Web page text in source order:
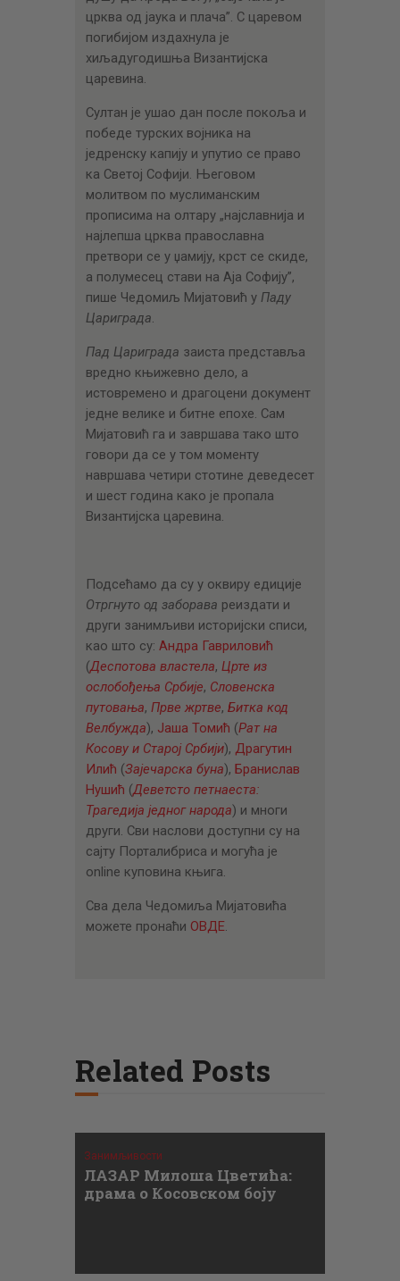
црква од јаука и плача”. С царевом
погибијом издахнула је
хиљадугодишња Византијска
царевина.
Султан је ушао дан после покоља и
победе турских војника на
једренску капију и упутио се право
ка Светој Софији. Његовом
молитвом по муслиманским
прописима на олтару „најславнија и
најлепша црква православна
претвори се у џамију, крст се скиде,
а полумесец стави на Аја Софију”,
пише Чедомиљ Мијатовић у Паду
Цариграда.
Пад Цариграда заиста представља
вредно књижевно дело, а
истовремено и драгоцени документ
једне велике и битне епохе. Сам
Мијатовић га и завршава тако што
говори да се у том моменту
навршава четири стотине деведесет
и шест година како је пропала
Византијска царевина.
Подсећамо да су у оквиру едиције
Отргнуто од заборава реиздати и
други занимљиви историјски списи,
као што су: Андра Гавриловић
(Деспотова властела, Црте из
ослобођења Србије, Словенска
путовања, Прве жртве, Битка код
Велбужда), Јаша Томић (Рат на
Косову и Старој Србији), Драгутин
Илић (Зајечарска буна), Бранислав
Нушић (Деветсто петнаеста:
Трагедија једног народа) и многи
други. Сви наслови доступни су на
сајту Порталибриса и могућа је
online куповина књига.
Сва дела Чедомиља Мијатовића
можете пронаћи ОВДЕ.
Related Posts
Занимљивости
ЛАЗАР Милоша Цветића:
драма о Косовском боју